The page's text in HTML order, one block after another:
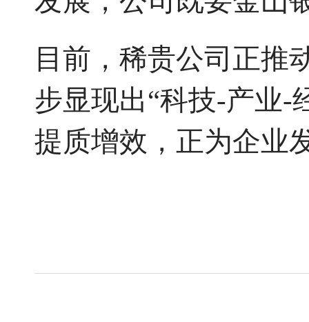
目前，稀贵公司正推
步显现出“科技-产业-
提质增效，正为企业